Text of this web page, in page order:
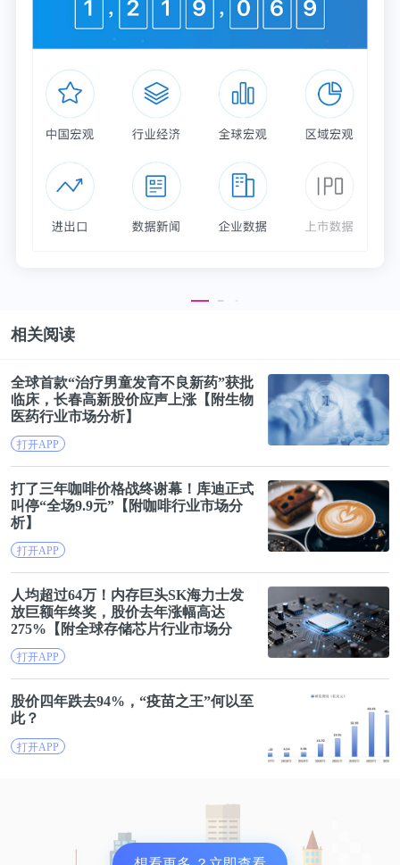
相关阅读
全球首款“治疗男童发育不良新药”获批
临床，长春高新股价应声上涨【附生物
医药行业市场分析】
打开APP
打了三年咖啡价格战终谢幕！库迪正式
叫停“全场9.9元”【附咖啡行业市场分
析】
打开APP
人均超过64万！内存巨头SK海力士发
放巨额年终奖， 股价去年涨幅高达
275%【附全球存储芯片行业市场分
析】
打开APP
股价四年跌去94%，“疫苗之王”何以至
此？
打开APP